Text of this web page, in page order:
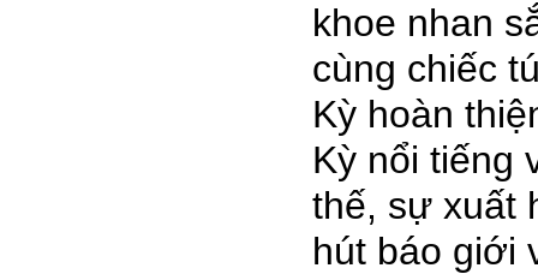
khoe nhan
cùng chiếc
Kỳ hoàn
Kỳ nổi tiếng
thế, sự xuất
hút báo giới